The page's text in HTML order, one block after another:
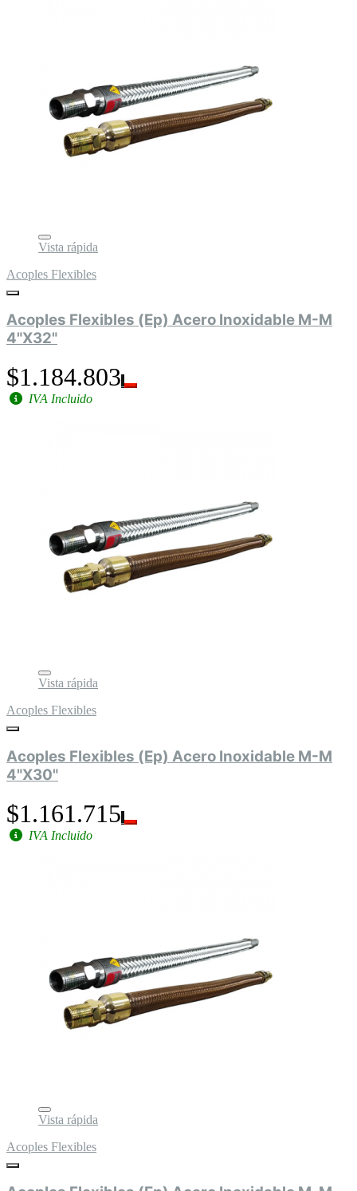
Vista rápida
Acoples Flexibles
Acoples Flexibles (Ep) Acero Inoxidable M-M
4"X32"
$1.184.803
IVA Incluido
Vista rápida
Acoples Flexibles
Acoples Flexibles (Ep) Acero Inoxidable M-M
4"X30"
$1.161.715
IVA Incluido
Vista rápida
Acoples Flexibles